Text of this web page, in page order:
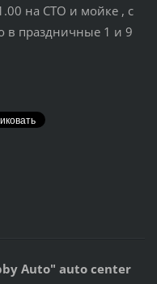
на СТО и мойке , с
в праздничные 1 и 9
Auto" auto center